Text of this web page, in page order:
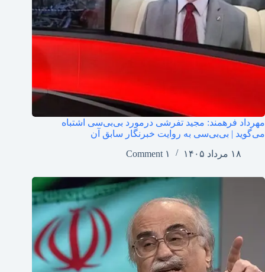
مهرداد فرهمند: مجید تفرشی درمورد بی‌بی‌سی اشتباه
می‌گوید | بی‌بی‌سی به روایت خبرنگار سابق آن
۱۸ مرداد ۱۴۰۵
۱ Comment